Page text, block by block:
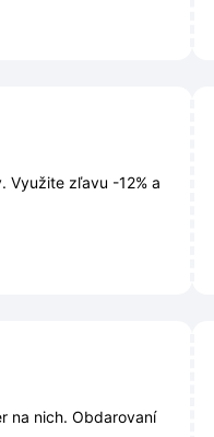
Využite zľavu -12% a
na nich. Obdarovaní